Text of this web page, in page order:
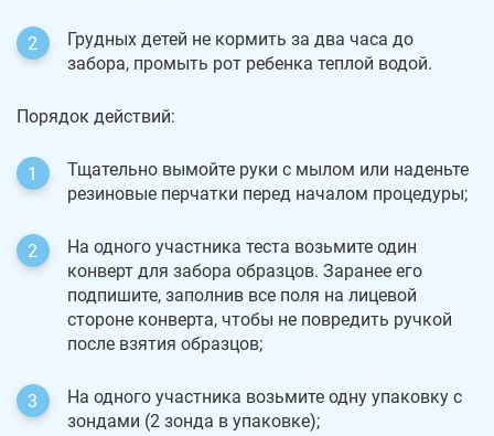
Грудных детей не кормить за два часа до
забора, промыть рот ребенка теплой водой.
Порядок действий:
Тщательно вымойте руки с мылом или наденьте
резиновые перчатки перед началом процедуры;
На одного участника теста возьмите один
конверт для забора образцов. Заранее его
подпишите, заполнив все поля на лицевой
стороне конверта, чтобы не повредить ручкой
после взятия образцов;
На одного участника возьмите одну упаковку с
зондами (2 зонда в упаковке);